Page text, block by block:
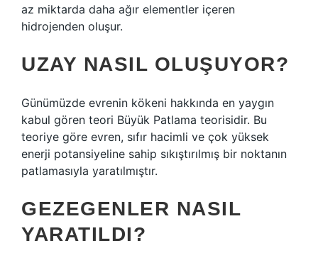
az miktarda daha ağır elementler içeren
hidrojenden oluşur.
UZAY NASIL OLUŞUYOR?
Günümüzde evrenin kökeni hakkında en yaygın
kabul gören teori Büyük Patlama teorisidir. Bu
teoriye göre evren, sıfır hacimli ve çok yüksek
enerji potansiyeline sahip sıkıştırılmış bir noktanın
patlamasıyla yaratılmıştır.
GEZEGENLER NASIL
YARATILDI?